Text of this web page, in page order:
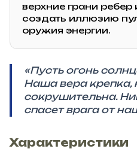
верхние грани ребер
создать иллюзию
оружия энергии.
«Пусть огонь
Наша вера
сокрушительна.
спасет врага от
Характеристики